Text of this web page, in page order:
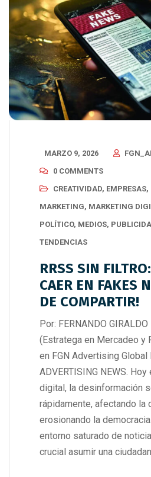
MARZO 9, 2026
0 COMMENTS
CREATIVIDAD, EMPRESAS,
MARKETING, MARKETING
POLÍTICO, MEDIOS,
TENDENCIAS
RRSS SIN
CAER EN FAKES
DE COMPARTIR!
Por: FERNANDO
(Estratega en Mercadeo y
en FGN Advertising Global
ADVERTISING NEWS.
digital, la desinformación
rápidamente, afectando la
erosionando la
entorno saturado de
crucial asumir una